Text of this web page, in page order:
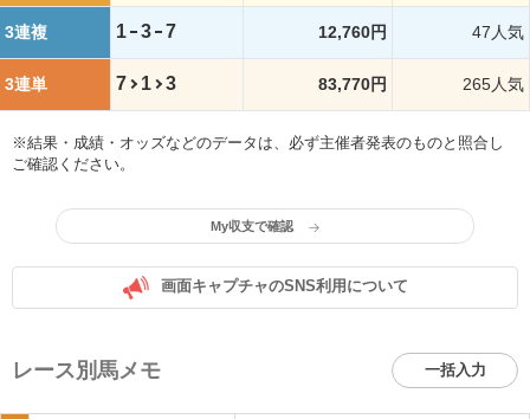
3連複 1 3 7 12,760円 47人気
3連単 7 1 3 83,770円 265人気
※結果・成績・オッズなどのデータは、必ず主催者発表のものと照合し
ご確認ください。
My収支で確認
画面キャプチャのSNS利用について
レース別馬メモ 一括入力